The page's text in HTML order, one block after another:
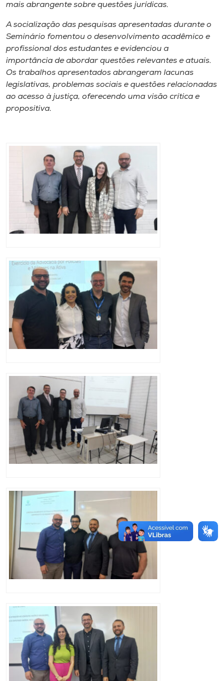
mais abrangente sobre questões jurídicas.
A socialização das pesquisas apresentadas durante o
Seminário fomentou o desenvolvimento acadêmico e
profissional dos estudantes e evidenciou a
importância de abordar questões relevantes e atuais.
Os trabalhos apresentados abrangeram lacunas
legislativas, problemas sociais e questões relacionadas
ao acesso à justiça, oferecendo uma visão crítica e
propositiva.